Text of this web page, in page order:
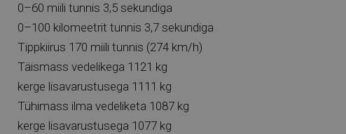
0–60 miili tunnis 3,5 sekundiga
0–100 kilomeetrit tunnis 3,7 sekundiga
Tippkiirus 170 miili tunnis (274 km/h)
Täismass vedelikega 1121 kg
kerge lisavarustusega 1111 kg
Tühimass ilma vedeliketa 1087 kg
kerge lisavarustusega 1077 kg